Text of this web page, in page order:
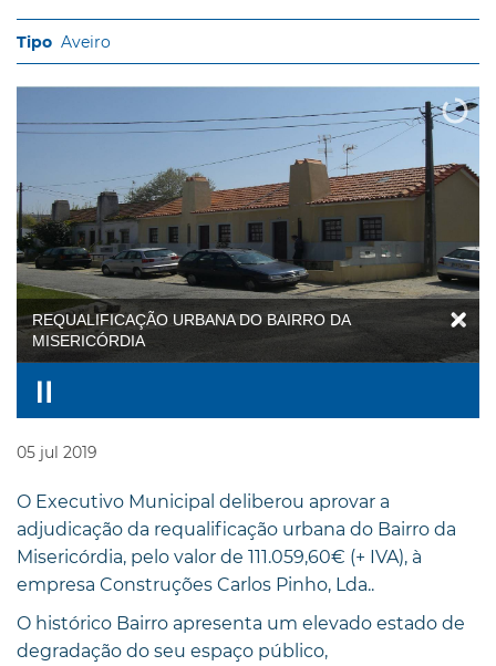
Aveiro
REQUALIFICAÇÃO URBANA DO BAIRRO DA
MISERICÓRDIA
05 jul 2019
O Executivo Municipal deliberou aprovar a
adjudicação da requalificação urbana do Bairro da
Misericórdia, pelo valor de 111.059,60€ (+ IVA), à
empresa Construções Carlos Pinho, Lda..
O histórico Bairro apresenta um elevado estado de
degradação do seu espaço público,